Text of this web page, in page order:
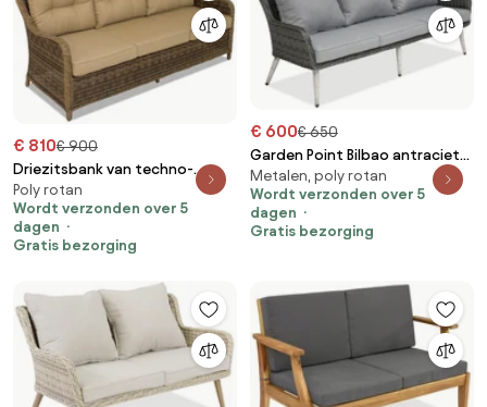
€ 810€ 900
Driezitsbank van techno-
rattan Toledo bruin Garden
Point
Poly rotan
Wordt verzonden over 5
dagen
Gratis bezorging
€ 600€ 650
Garden Point Bilbao antraciet
driezits technorattan
terrasbank
Metalen, poly rotan
Wordt verzonden over 5
dagen
Gratis bezorging